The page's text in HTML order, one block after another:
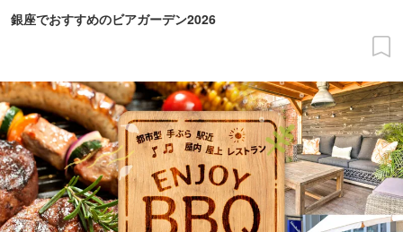
銀座でおすすめのビアガーデン2026